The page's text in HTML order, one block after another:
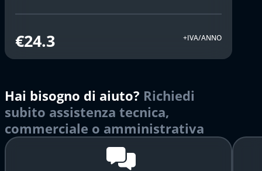
€24.3 +IVA/ANNO
Hai bisogno di aiuto? Richiedi
subito assistenza tecnica,
commerciale o amministrativa